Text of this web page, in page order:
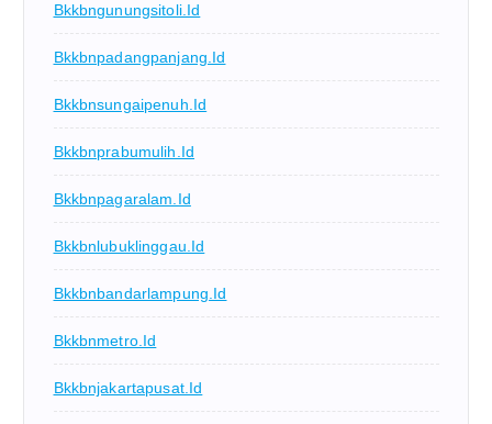
Bkkbngunungsitoli.id
Bkkbnpadangpanjang.id
Bkkbnsungaipenuh.id
Bkkbnprabumulih.id
Bkkbnpagaralam.id
Bkkbnlubuklinggau.id
Bkkbnbandarlampung.id
Bkkbnmetro.id
Bkkbnjakartapusat.id